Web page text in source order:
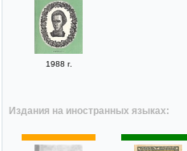
1988 г.
Издания на иностранных языках: